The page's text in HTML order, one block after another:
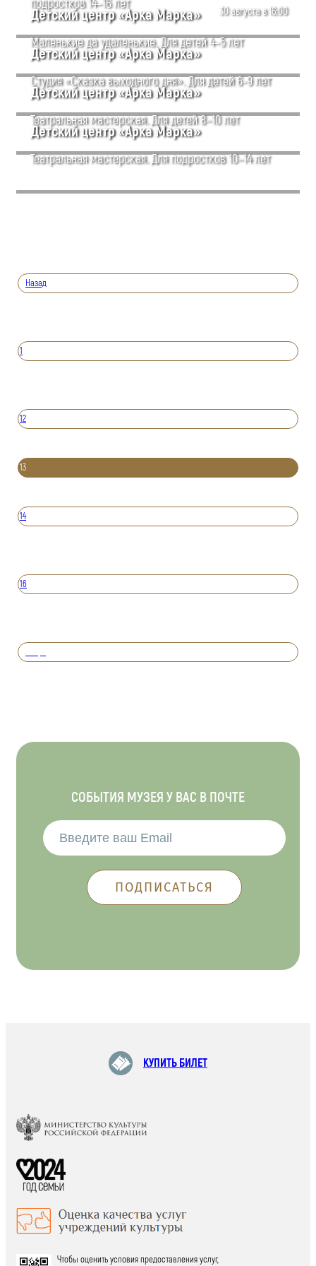
30 августа в 16:00
подростков 14–16 лет
Детский центр «Арка Марка»
Маленькие да удаленькие. Для детей 4–5 лет
Детский центр «Арка Марка»
Студия «Сказка выходного дня». Для детей 6-9 лет
Детский центр «Арка Марка»
Театральная мастерская. Для детей 8–10 лет
Детский центр «Арка Марка»
Театральная мастерская. Для подростков 10–14 лет
Назад
1
12
13
14
16
СОБЫТИЯ МУЗЕЯ У ВАС В ПОЧТЕ
КУПИТЬ БИЛЕТ
Чтобы оценить условия предоставления услуг,